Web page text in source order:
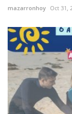
mazarronhoy Oct 31,